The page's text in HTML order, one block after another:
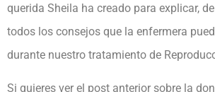
querida Sheila ha creado para explicar,
todos los consejos que la enfermera
durante nuestro tratamiento de
Si quieres ver el post anterior sobre la